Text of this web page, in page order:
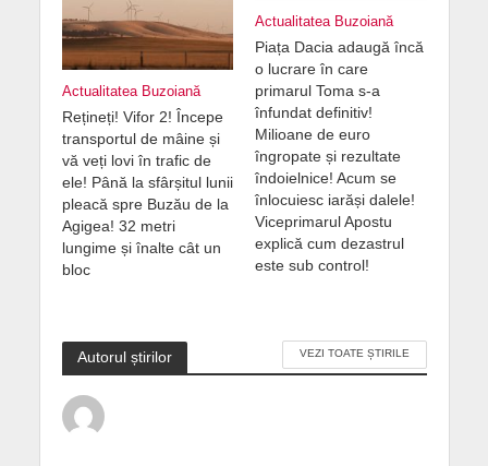
Actualitatea Buzoiană
Rețineți! Vifor 2! Începe
transportul de mâine și
vă veți lovi în trafic de
ele! Până la sfârșitul lunii
pleacă spre Buzău de la
Agigea! 32 metri
lungime și înalte cât un
bloc
Actualitatea Buzoiană
Piața Dacia adaugă încă
o lucrare în care
primarul Toma s-a
înfundat definitiv!
Milioane de euro
îngropate și rezultate
îndoielnice! Acum se
înlocuiesc iarăși dalele!
Viceprimarul Apostu
explică cum dezastrul
este sub control!
Autorul știrilor VEZI TOATE ȘTIRILE